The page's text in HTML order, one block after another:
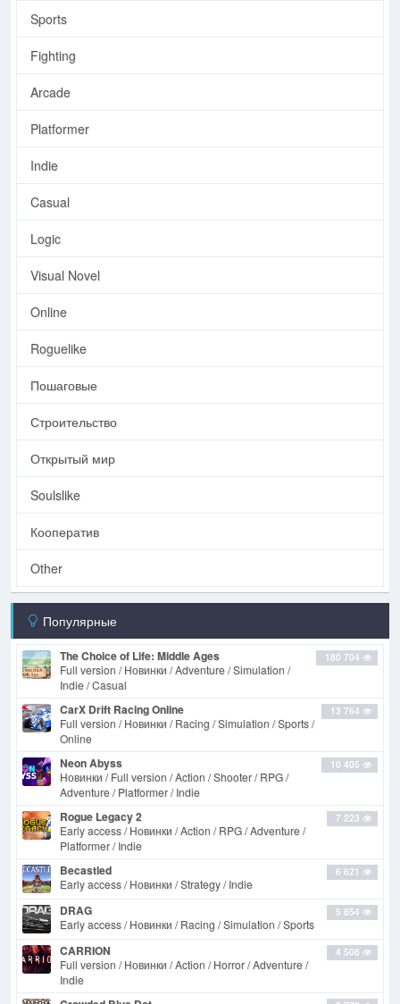
Sports
Fighting
Arcade
Platformer
Indie
Casual
Logic
Visual Novel
Online
Roguelike
Пошаговые
Строительство
Открытый мир
Soulslike
Кооператив
Other
Популярные
180 704
The Choice of Life: Middle Ages
Full version / Новинки / Adventure / Simulation /
Indie / Casual
13 764
CarX Drift Racing Online
Full version / Новинки / Racing / Simulation / Sports /
Online
10 405
Neon Abyss
Новинки / Full version / Action / Shooter / RPG /
Adventure / Platformer / Indie
7 223
Rogue Legacy 2
Early access / Новинки / Action / RPG / Adventure /
Platformer / Indie
6 621
Becastled
Early access / Новинки / Strategy / Indie
5 854
DRAG
Early access / Новинки / Racing / Simulation / Sports
4 508
CARRION
Full version / Новинки / Action / Horror / Adventure /
Indie